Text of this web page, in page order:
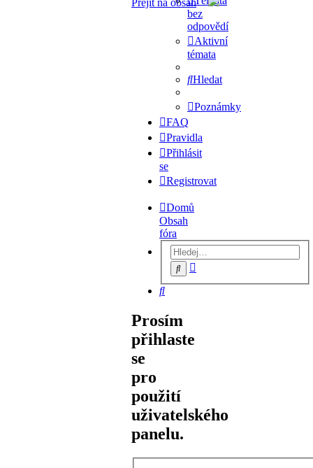
bez
odpovědí
Aktivní
témata
Hledat
Poznámky
FAQ
Pravidla
Přihlásit
se
Registrovat
Domů
Obsah
fóra
Hledat
Hledat
Prosím
přihlaste
se
pro
použití
uživatelského
panelu.